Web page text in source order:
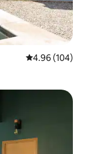
औसत रेटिंग 5 में से
4.96 (104)